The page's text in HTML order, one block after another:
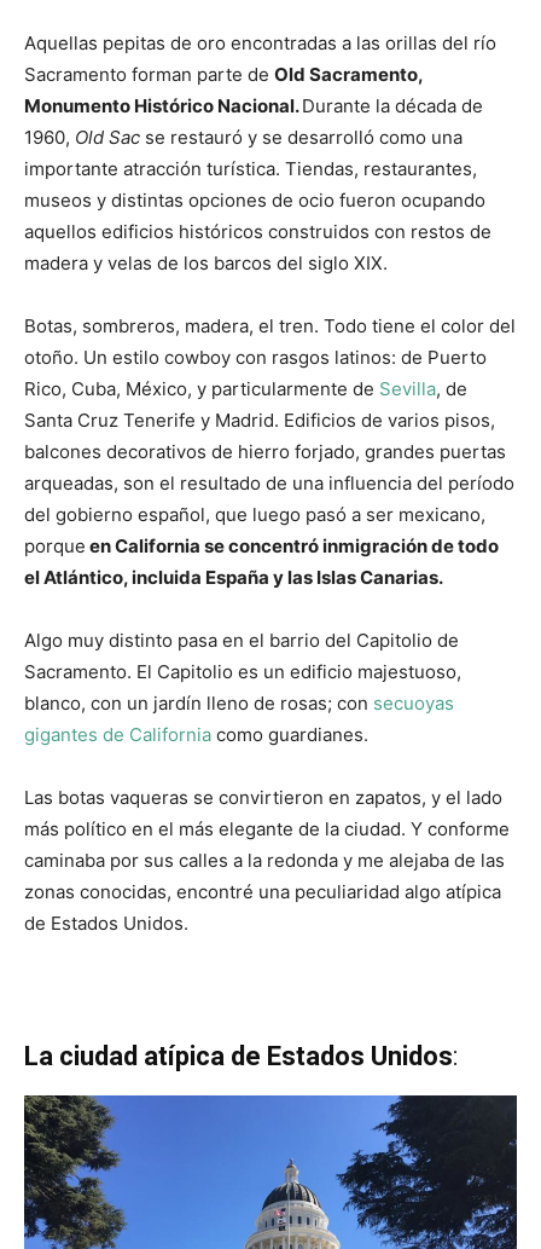
Aquellas pepitas de oro encontradas a las orillas del río
Sacramento forman parte de Old Sacramento,
Monumento Histórico Nacional.Durante la década de
1960, Old Sac se restauró y se desarrolló como una
importante atracción turística. Tiendas, restaurantes,
museos y distintas opciones de ocio fueron ocupando
aquellos edificios históricos construidos con restos de
madera y velas de los barcos del siglo XIX.
Botas, sombreros, madera, el tren. Todo tiene el color del
otoño. Un estilo cowboy con rasgos latinos: de Puerto
Rico, Cuba, México, y particularmente de Sevilla, de
Santa Cruz Tenerife y Madrid. Edificios de varios pisos,
balcones decorativos de hierro forjado, grandes puertas
arqueadas, son el resultado de una influencia del período
del gobierno español, que luego pasó a ser mexicano,
porque en California se concentró inmigración de todo
el Atlántico, incluida España y las Islas Canarias.
Algo muy distinto pasa en el barrio del Capitolio de
Sacramento. El Capitolio es un edificio majestuoso,
blanco, con un jardín lleno de rosas; con secuoyas
gigantes de California como guardianes.
Las botas vaqueras se convirtieron en zapatos, y el lado
más político en el más elegante de la ciudad. Y conforme
caminaba por sus calles a la redonda y me alejaba de las
zonas conocidas, encontré una peculiaridad algo atípica
de Estados Unidos.
La ciudad atípica de Estados Unidos: